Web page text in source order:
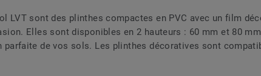
LVT sont des plinthes compactes en PVC avec un film
Elles sont disponibles en 2 hauteurs : 60 mm et 80
de vos sols. Les plinthes décoratives sont